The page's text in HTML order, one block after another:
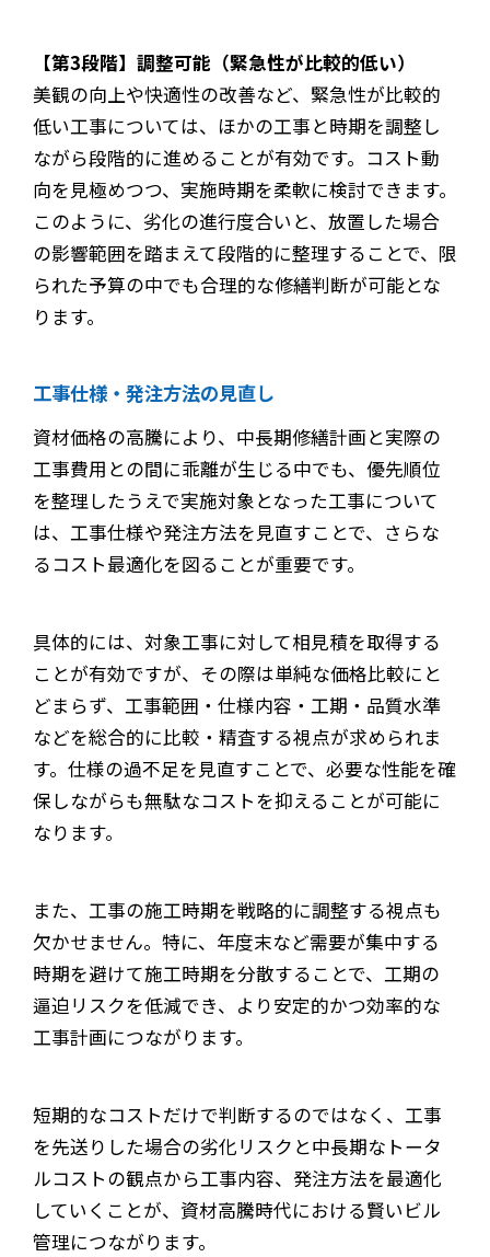
【第3段階】調整可能（緊急性が比較的低い）
美観の向上や快適性の改善など、緊急性が比較的
低い工事については、ほかの工事と時期を調整し
ながら段階的に進めることが有効です。コスト動
向を見極めつつ、実施時期を柔軟に検討できます。
このように、劣化の進行度合いと、放置した場合
の影響範囲を踏まえて段階的に整理することで、限
られた予算の中でも合理的な修繕判断が可能とな
ります。
工事仕様・発注方法の見直し
資材価格の高騰により、中長期修繕計画と実際の
工事費用との間に乖離が生じる中でも、優先順位
を整理したうえで実施対象となった工事について
は、工事仕様や発注方法を見直すことで、さらな
るコスト最適化を図ることが重要です。
具体的には、対象工事に対して相見積を取得する
ことが有効ですが、その際は単純な価格比較にと
どまらず、工事範囲・仕様内容・工期・品質水準
などを総合的に比較・精査する視点が求められま
す。仕様の過不足を見直すことで、必要な性能を確
保しながらも無駄なコストを抑えることが可能に
なります。
また、工事の施工時期を戦略的に調整する視点も
欠かせません。特に、年度末など需要が集中する
時期を避けて施工時期を分散することで、工期の
逼迫リスクを低減でき、より安定的かつ効率的な
工事計画につながります。
短期的なコストだけで判断するのではなく、工事
を先送りした場合の劣化リスクと中長期なトータ
ルコストの観点から工事内容、発注方法を最適化
していくことが、資材高騰時代における賢いビル
管理につながります。